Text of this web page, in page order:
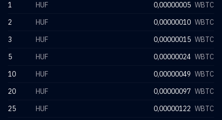
1
HUF 0,00000005 WBTC
2
HUF 0,00000010 WBTC
3
HUF 0,00000015 WBTC
5
HUF 0,00000024 WBTC
10
HUF 0,00000049 WBTC
20
HUF 0,00000097 WBTC
25
HUF 0,00000122 WBTC